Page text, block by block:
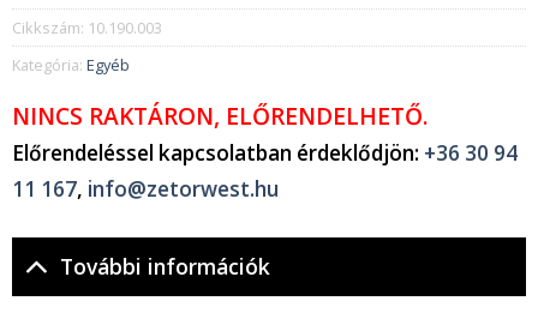
Cikkszám: 10.190.003
Kategória: Egyéb
NINCS RAKTÁRON, ELŐRENDELHETŐ.
Előrendeléssel kapcsolatban érdeklődjön: +36 30 94
11 167, info@zetorwest.hu
További információk